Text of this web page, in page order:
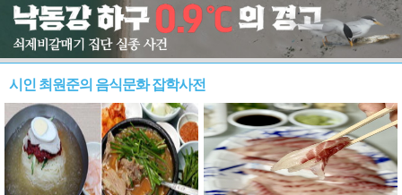
시인 최원준의 음식문화 잡학사전